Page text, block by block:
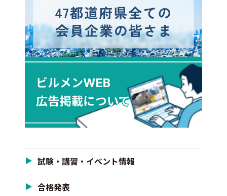
試験・講習・イベント情報
合格発表